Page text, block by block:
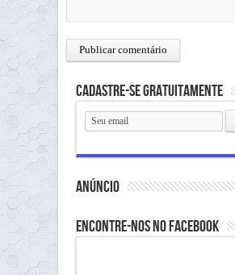
Cadastre-se gratuitamente
anúncio
Encontre-nos no Facebook